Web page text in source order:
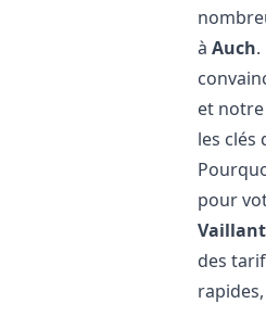
àAuch
et
les clés
pour
Vaillant
des